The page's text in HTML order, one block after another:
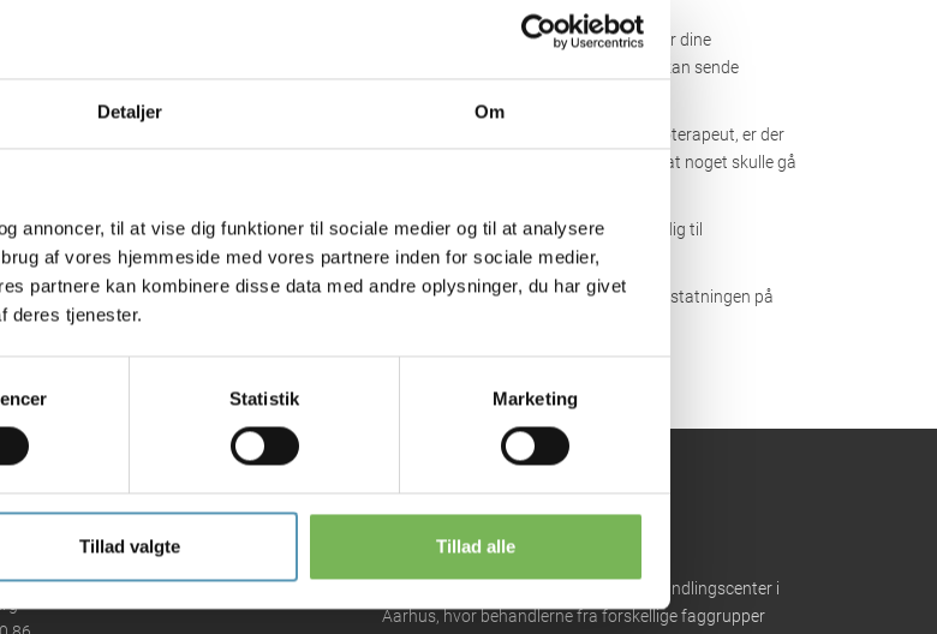
Detaljer Om
annoncer, til at vise dig funktioner til sociale medier og til at analysere
af vores hjemmeside med vores partnere inden for sociale medier,
partnere kan kombinere disse data med andre oplysninger, du har givet
deres tjenester.
Statistik Marketing
Tillad valgte Tillad alle
Går du til behandling andet sted, eller har dit forsikringsselskab brug for dine
journaloplysninger, kan de med dit samtykke anmode os om det, og vi kan sende
Når du går til behandling hos en autoriseret læge, kiropraktor eller fysioterapeut, er der
etableret et klage- og erstatningssystem, du kan kontakte i tilfælde af, at noget skulle gå
Ønsker du som patient at klage over din behandling, kan du henvende dig til
Styrelsen For Patientsikkerhed påwww.stps.dk.
Ønsker du at søge om erstatning, kan du rette henvendelse til Patienterstatningen på
Højbjergklinikken er et tværfagligt behandlingscenter i
Aarhus, hvor behandlerne fra forskellige faggrupper